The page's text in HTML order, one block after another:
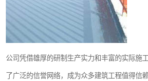
公司凭借雄厚的研制生产实力和丰富的实际施
了广泛的信誉网络，成为众多建筑工程值得信